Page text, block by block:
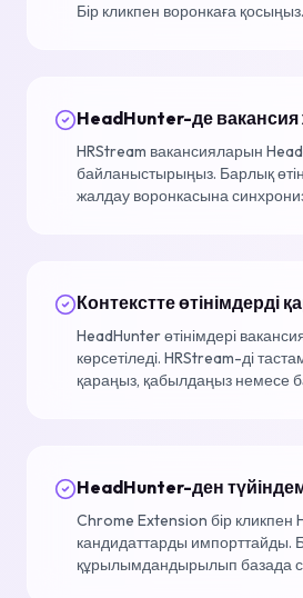
Бір кликпен воронкаға қосыңыз.
HeadHunter-де
HRStream вакансияларын
байланыстырыңыз. Барлық
жалдау воронкасына
Контекстте өтінімдерді
HeadHunter өтінімдері
көрсетіледі. HRStream-ді
қараңыз, қабылдаңыз немесе
HeadHunter-ден
Chrome Extension бір кликпен
кандидаттарды импорттайды.
құрылымдандырылып базада